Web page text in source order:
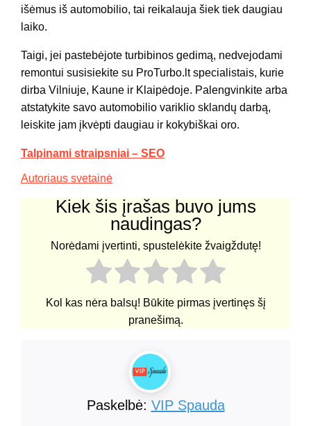
išėmus iš automobilio, tai reikalauja šiek tiek daugiau
laiko.
Taigi, jei pastebėjote turbibinos gedimą, nedvejodami
remontui susisiekite su ProTurbo.lt specialistais, kurie
dirba Vilniuje, Kaune ir Klaipėdoje. Palengvinkite arba
atstatykite savo automobilio variklio sklandų darbą,
leiskite jam įkvėpti daugiau ir kokybiškai oro.
Talpinami straipsniai – SEO
Autoriaus svetainė
Kiek šis įrašas buvo jums
naudingas?
Norėdami įvertinti, spustelėkite žvaigždutę!
Kol kas nėra balsų! Būkite pirmas įvertinęs šį
pranešimą.
Paskelbė: VIP Spauda